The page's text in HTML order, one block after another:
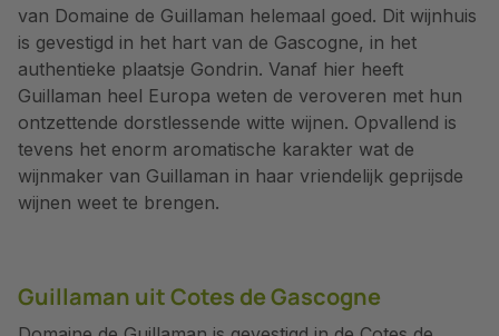
van Domaine de Guillaman helemaal goed. Dit wijnhuis
is gevestigd in het hart van de Gascogne, in het
authentieke plaatsje Gondrin. Vanaf hier heeft
Guillaman heel Europa weten de veroveren met hun
ontzettende dorstlessende witte wijnen. Opvallend is
tevens het enorm aromatische karakter wat de
wijnmaker van Guillaman in haar vriendelijk geprijsde
wijnen weet te brengen.
Guillaman uit Cotes de Gascogne